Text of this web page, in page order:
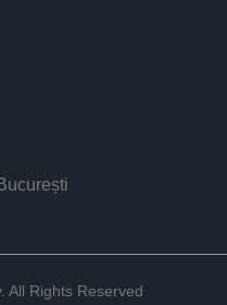
. All Rights Reserved